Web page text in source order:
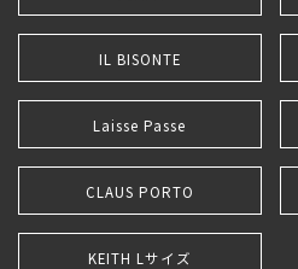
IL BISONTE
Laisse Passe
CLAUS PORTO
KEITH Lサイズ